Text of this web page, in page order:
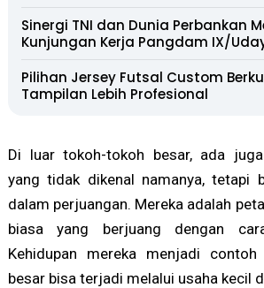
Sinergi TNI dan Dunia Perbankan
Kunjungan Kerja Pangdam IX/
Pilihan Jersey Futsal Custom
Tampilan Lebih Profesional
Di luar tokoh-tokoh besar, ada
yang tidak dikenal namanya, tetapi
dalam perjuangan. Mereka adalah
biasa yang berjuang dengan
Kehidupan mereka menjadi contoh
besar bisa terjadi melalui usaha kecil